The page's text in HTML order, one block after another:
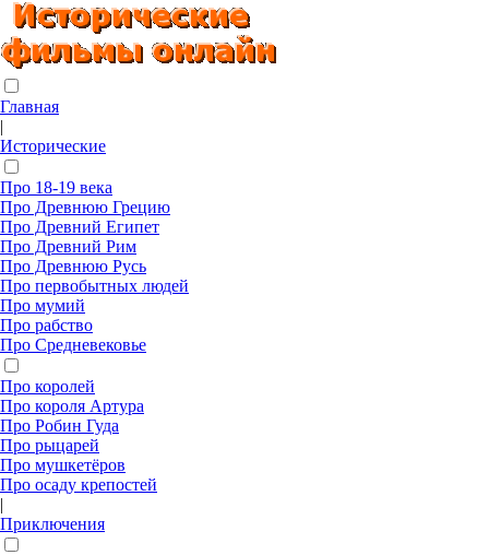
Главная
|
Исторические
Про 18-19 века
Про Древнюю Грецию
Про Древний Египет
Про Древний Рим
Про Древнюю Русь
Про первобытных людей
Про мумий
Про рабство
Про Средневековье
Про королей
Про короля Артура
Про Робин Гуда
Про рыцарей
Про мушкетёров
Про осаду крепостей
|
Приключения